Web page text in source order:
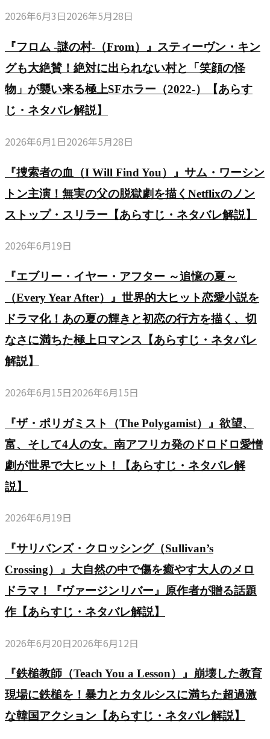
2026年6月3日2026年5月28日
『フロム -謎の村-（From）』スティーヴン・キン
グも大絶賛！絶対に出られない村と「笑顔の怪
物」が襲い来る極上SFホラー（2022-）【あらす
じ・ネタバレ解説】
2026年6月1日2026年5月28日
『捜索者の血（I Will Find You）』サム・ワーシン
トン主演！無実の父の脱獄劇を描くNetflixのノン
ストップ・スリラー【あらすじ・ネタバレ解説】
2026年6月19日
『エブリー・イヤー・アフター ～追憶の夏～
（Every Year After）』世界的大ヒット恋愛小説を
ドラマ化！あの夏の輝きと初恋の行方を描く、切
なさに満ちた極上ロマンス【あらすじ・ネタバレ
解説】
2026年6月15日2026年6月15日
『ザ・ポリガミスト（The Polygamist）』欲望、
富、そして4人の女。南アフリカ発のドロドロ愛憎
劇が世界で大ヒット！【あらすじ・ネタバレ解
説】
2026年6月19日
『サリバンズ・クロッシング（Sullivan’s
Crossing）』大自然の中で傷を癒やす大人のメロ
ドラマ！『ヴァージンリバー』原作者が贈る話題
作【あらすじ・ネタバレ解説】
2026年6月20日2026年6月12日
『鉄槌教師（Teach You a Lesson）』崩壊した教育
現場に鉄槌を！暴力とカタルシスに満ちた超過激
な韓国アクション【あらすじ・ネタバレ解説】